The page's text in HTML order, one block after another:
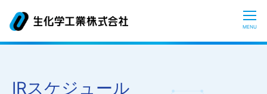
CLOSE
MENU
IRスケジュール